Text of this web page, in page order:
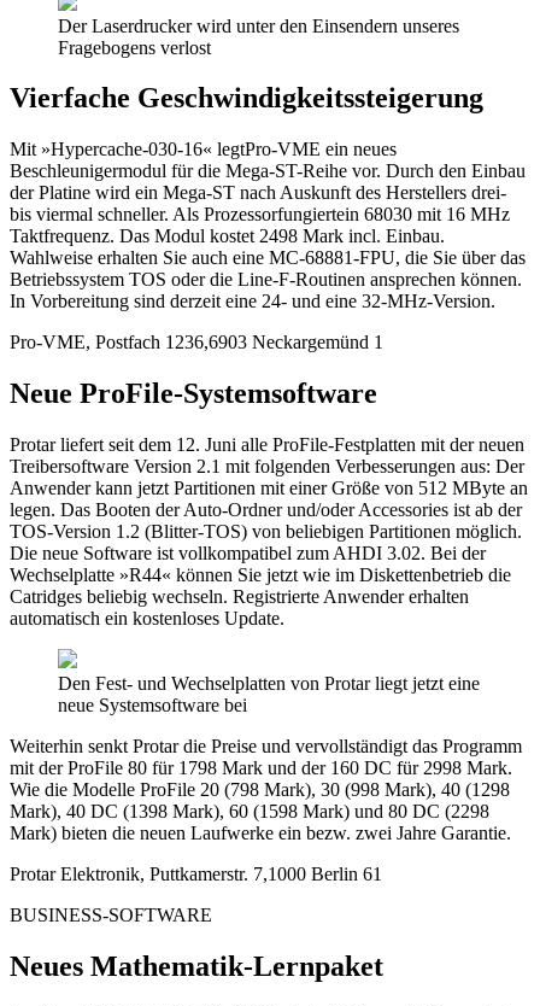
Der Laserdrucker wird unter den Einsendern unseres
Fragebogens verlost
Vierfache Geschwindigkeitssteigerung
Mit »Hypercache-030-16« legtPro-VME ein neues
Beschleunigermodul für die Mega-ST-Reihe vor. Durch den Einbau
der Platine wird ein Mega-ST nach Auskunft des Herstellers drei-
bis viermal schneller. Als Prozessorfungiertein 68030 mit 16 MHz
Taktfrequenz. Das Modul kostet 2498 Mark incl. Einbau.
Wahlweise erhalten Sie auch eine MC-68881-FPU, die Sie über das
Betriebssystem TOS oder die Line-F-Routinen ansprechen können.
In Vorbereitung sind derzeit eine 24- und eine 32-MHz-Version.
Pro-VME, Postfach 1236,6903 Neckargemünd 1
Neue ProFile-Systemsoftware
Protar liefert seit dem 12. Juni alle ProFile-Festplatten mit der neuen
Treibersoftware Version 2.1 mit folgenden Verbesserungen aus: Der
Anwender kann jetzt Partitionen mit einer Größe von 512 MByte an
legen. Das Booten der Auto-Ordner und/oder Accessories ist ab der
TOS-Version 1.2 (Blitter-TOS) von beliebigen Partitionen möglich.
Die neue Software ist vollkompatibel zum AHDI 3.02. Bei der
Wechselplatte »R44« können Sie jetzt wie im Diskettenbetrieb die
Catridges beliebig wechseln. Registrierte Anwender erhalten
automatisch ein kostenloses Update.
Den Fest- und Wechselplatten von Protar liegt jetzt eine
neue Systemsoftware bei
Weiterhin senkt Protar die Preise und vervollständigt das Programm
mit der ProFile 80 für 1798 Mark und der 160 DC für 2998 Mark.
Wie die Modelle ProFile 20 (798 Mark), 30 (998 Mark), 40 (1298
Mark), 40 DC (1398 Mark), 60 (1598 Mark) und 80 DC (2298
Mark) bieten die neuen Laufwerke ein bezw. zwei Jahre Garantie.
Protar Elektronik, Puttkamerstr. 7,1000 Berlin 61
BUSINESS-SOFTWARE
Neues Mathematik-Lernpaket